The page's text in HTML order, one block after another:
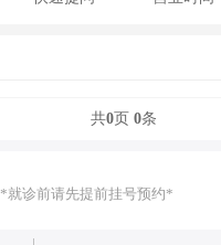
共0页 0条
*就诊前请先提前挂号预约*